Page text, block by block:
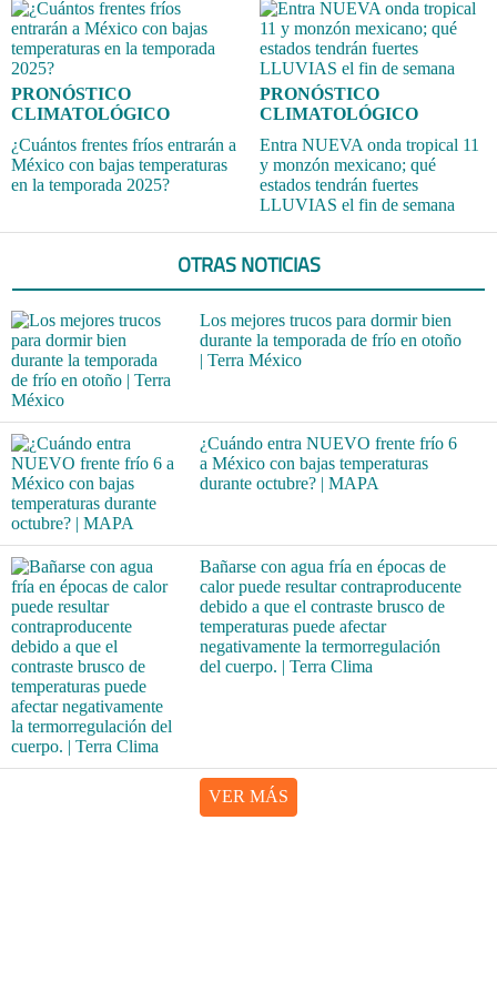
PRONÓSTICO
CLIMATOLÓGICO
¿Cuántos frentes fríos entrarán a
México con bajas temperaturas
en la temporada 2025?
PRONÓSTICO
CLIMATOLÓGICO
Entra NUEVA onda tropical 11
y monzón mexicano; qué
estados tendrán fuertes
LLUVIAS el fin de semana
OTRAS NOTICIAS
Los mejores trucos para dormir bien
durante la temporada de frío en otoño
| Terra México
¿Cuándo entra NUEVO frente frío 6
a México con bajas temperaturas
durante octubre? | MAPA
Bañarse con agua fría en épocas de
calor puede resultar contraproducente
debido a que el contraste brusco de
temperaturas puede afectar
negativamente la termorregulación
del cuerpo. | Terra Clima
VER MÁS